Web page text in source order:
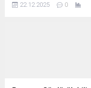
Merkezi’nde bu hafta sonu
22.12.2025 0